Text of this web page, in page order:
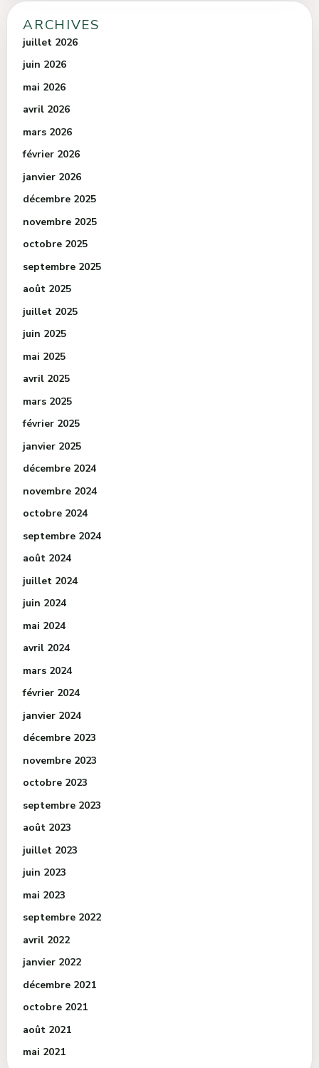
ARCHIVES
juillet 2026
juin 2026
mai 2026
avril 2026
mars 2026
février 2026
janvier 2026
décembre 2025
novembre 2025
octobre 2025
septembre 2025
août 2025
juillet 2025
juin 2025
mai 2025
avril 2025
mars 2025
février 2025
janvier 2025
décembre 2024
novembre 2024
octobre 2024
septembre 2024
août 2024
juillet 2024
juin 2024
mai 2024
avril 2024
mars 2024
février 2024
janvier 2024
décembre 2023
novembre 2023
octobre 2023
septembre 2023
août 2023
juillet 2023
juin 2023
mai 2023
septembre 2022
avril 2022
janvier 2022
décembre 2021
octobre 2021
août 2021
mai 2021